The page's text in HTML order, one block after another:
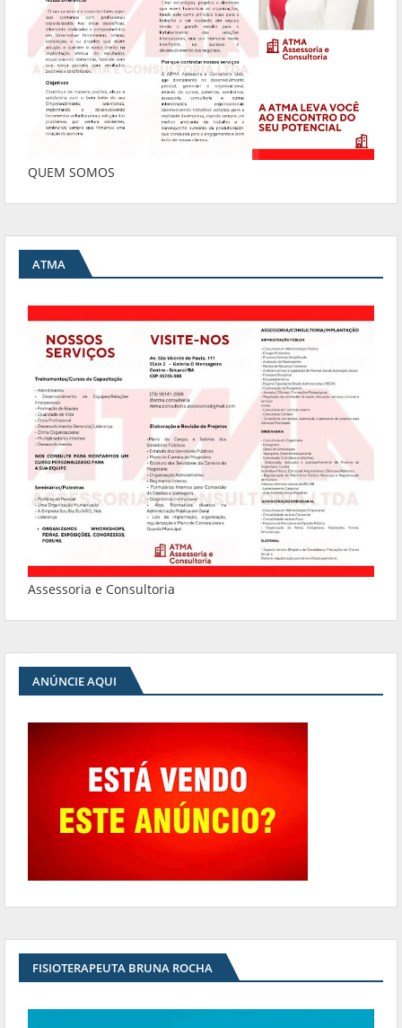
QUEM SOMOS
ATMA
Assessoria e Consultoria
ANÚNCIE AQUI
FISIOTERAPEUTA BRUNA ROCHA